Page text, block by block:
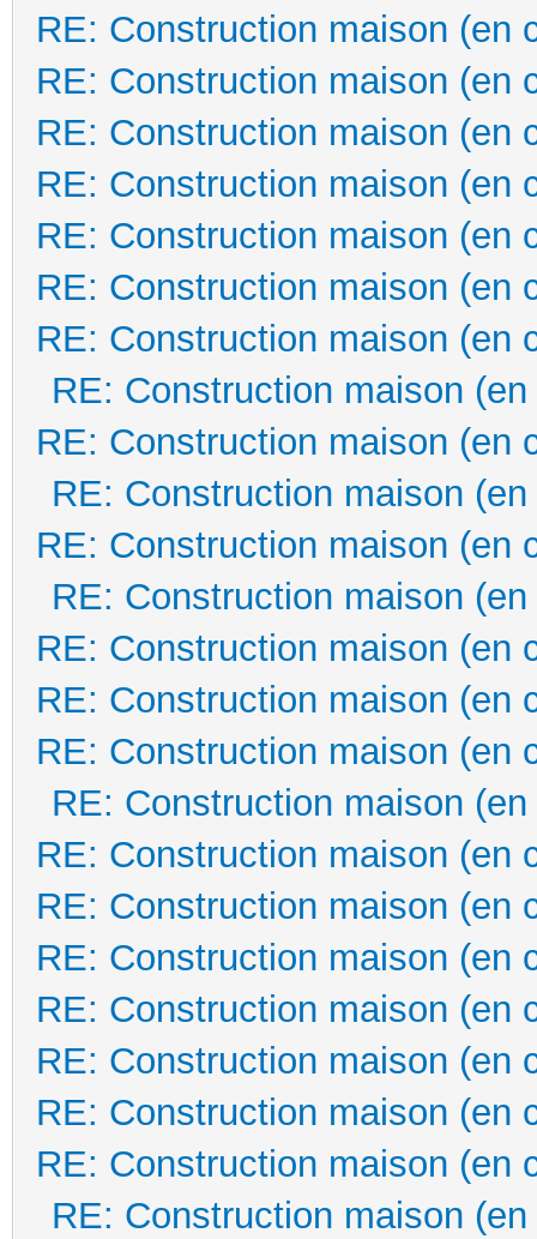
RE: Construction maison (en
RE: Construction maison (en
RE: Construction maison (en
RE: Construction maison (en
RE: Construction maison (en
RE: Construction maison (en
RE: Construction maison (en
RE: Construction maison
RE: Construction maison (en
RE: Construction maison
RE: Construction maison (en
RE: Construction maison
RE: Construction maison (en
RE: Construction maison (en
RE: Construction maison (en
RE: Construction maison
RE: Construction maison (en
RE: Construction maison (en
RE: Construction maison (en
RE: Construction maison (en
RE: Construction maison (en
RE: Construction maison (en
RE: Construction maison (en
RE: Construction maison